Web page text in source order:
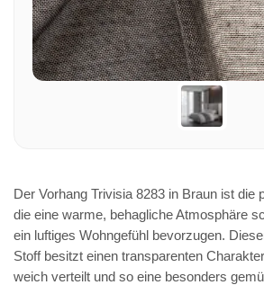
Der Vorhang Trivisia 8283 in Braun ist die
die eine warme, behagliche Atmosphäre
ein luftiges Wohngefühl bevorzugen.
Stoff besitzt einen transparenten
weich verteilt und so eine besonders